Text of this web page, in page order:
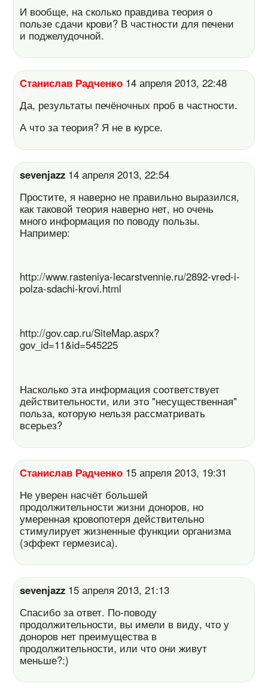
И вообще, на сколько правдива теория о
пользе сдачи крови? В частности для печени
и поджелудочной.
Станислав Радченко 14 апреля 2013, 22:48
Да, результаты печёночных проб в частности.
А что за теория? Я не в курсе.
sevenjazz 14 апреля 2013, 22:54
Простите, я наверно не правильно выразился,
как таковой теория наверно нет, но очень
много информация по поводу пользы.
Например:
http://www.rasteniya-lecarstvennie.ru/2892-vred-i-
polza-sdachi-krovi.html
http://gov.cap.ru/SiteMap.aspx?
gov_id=11&id=545225
Насколько эта информация соответствует
действительности, или это "несущественная"
польза, которую нельзя рассматривать
всерьез?
Станислав Радченко 15 апреля 2013, 19:31
Не уверен насчёт большей
продолжительности жизни доноров, но
умеренная кровопотеря действительно
стимулирует жизненные функции организма
(эффект гермезиса).
sevenjazz 15 апреля 2013, 21:13
Спасибо за ответ. По-поводу
продолжительности, вы имели в виду, что у
доноров нет преимущества в
продолжительности, или что они живут
меньше?:)